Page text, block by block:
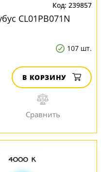
239857
CL01PB071N
107 шт.
В КОРЗИНУ